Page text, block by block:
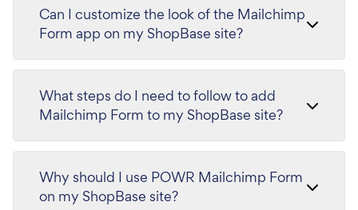
Can I customize the look of the Mailchimp
Form app on my ShopBase site?
What steps do I need to follow to add
Mailchimp Form to my ShopBase site?
Why should I use POWR Mailchimp Form
on my ShopBase site?